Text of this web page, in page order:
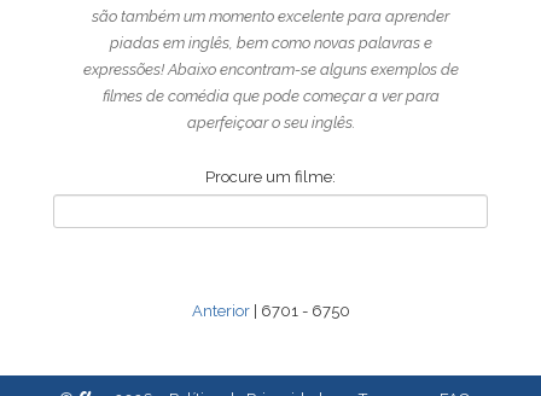
são também um momento excelente para aprender
piadas em inglês, bem como novas palavras e
expressões! Abaixo encontram-se alguns exemplos de
filmes de comédia que pode começar a ver para
aperfeiçoar o seu inglês.
Procure um filme:
Anterior| 6701 - 6750